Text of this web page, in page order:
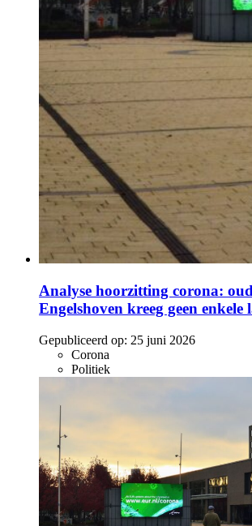
Analyse hoorzitting corona:
Engelshoven kreeg geen enkele
Gepubliceerd op: 25 juni 2026
Corona
Politiek